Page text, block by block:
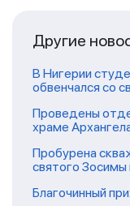
Другие
В Нигерии
обвенчался со
Проведены
храме
Пробурена
святого Зосимы
Благочинный